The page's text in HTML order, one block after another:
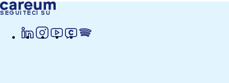
SEGUITECI SU